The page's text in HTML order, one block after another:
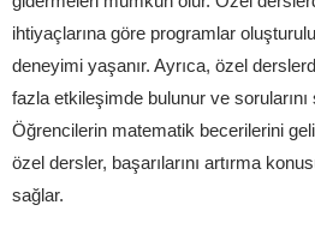
ihtiyaçlarına göre programlar
deneyimi yaşanır. Ayrıca, özel
fazla etkileşimde bulunur ve sorularını
Öğrencilerin matematik becerilerini
özel dersler, başarılarını artırma
sağlar.